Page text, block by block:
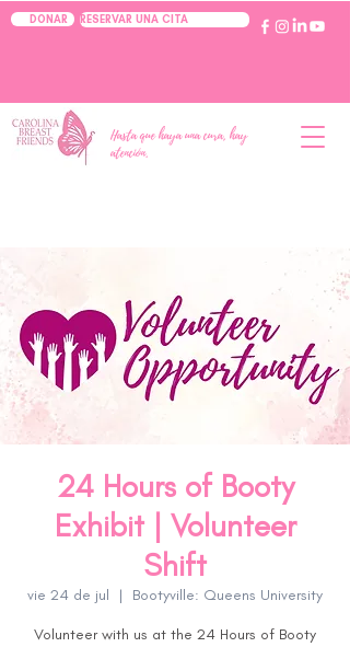
DONAR RESERVAR UNA CITA
Hasta que haya una cura, hay
atención.
24 Hours of Booty
Exhibit | Volunteer
Shift
vie 24 de jul
  |
Bootyville: Queens University
Volunteer with us at the 24 Hours of Booty